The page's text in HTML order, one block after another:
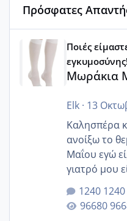
Πρόσφατες
Μωράκια Μαΐου 2026
Ποιές
εγκυμοσύνης!
Μωράκια
Elk· 13
Καλησπέρα
ανοίξω το
Μαΐου εγώ είμαι 9 εβδ σήμερα πήγα
γιατρό μου
κλείσω
καμιά άλλη